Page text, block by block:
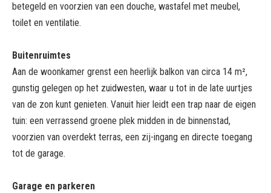
betegeld en voorzien van een douche, wastafel met meubel,
toilet en ventilatie.
Buitenruimtes
Aan de woonkamer grenst een heerlijk balkon van circa 14 m²,
gunstig gelegen op het zuidwesten, waar u tot in de late uurtjes
van de zon kunt genieten. Vanuit hier leidt een trap naar de eigen
tuin: een verrassend groene plek midden in de binnenstad,
voorzien van overdekt terras, een zij-ingang en directe toegang
tot de garage.
Garage en parkeren